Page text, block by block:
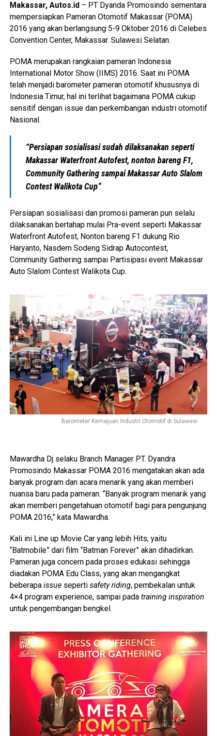
Makassar, Autos.id – PT Dyanda Promosindo sementara
mempersiapkan Pameran Otomotif Makassar (POMA)
2016 yang akan berlangsung 5-9 Oktober 2016 di Celebes
Convention Center, Makassar. Sulawesi Selatan.
POMA merupakan rangkaian pameran Indonesia
International Motor Show (IIMS) 2016. Saat ini POMA
telah menjadi barometer pameran otomotif khususnya di
Indonesia Timur, hal ini terlihat bagaimana POMA cukup
sensitif dengan issue dan perkembangan industri otomotif
Nasional.
“Persiapan sosialisasi sudah dilaksanakan seperti
Makassar Waterfront Autofest, nonton bareng F1,
Community Gathering sampai Makassar Auto Slalom
Contest Walikota Cup”
Persiapan sosialisasi dan promosi pameran pun selalu
dilaksanakan bertahap mulai Pra-event seperti Makassar
Waterfront Autofest, Nonton bareng F1 dukung Rio
Haryanto, Nasdem Sodeng Sidrap Autocontest,
Community Gathering sampai Partisipasi event Makassar
Auto Slalom Contest Walikota Cup.
Barometer Kemajuan Industri Otomotif di Sulawesi
Mawardha Dj selaku Branch Manager PT. Dyandra
Promosindo Makassar POMA 2016 mengatakan akan ada
banyak program dan acara menarik yang akan memberi
nuansa baru pada pameran. “Banyak program menarik yang
akan memberi pengetahuan otomotif bagi para pengunjung
POMA 2016,” kata Mawardha.
Kali ini Line up Movie Car yang lebih Hits, yaitu
“Batmobile” dari film “Batman Forever” akan dihadirkan.
Pameran juga concern pada proses edukasi sehingga
diadakan POMA Edu Class, yang akan mengangkat
beberapa issue seperti safety riding, pembekalan untuk
4×4 program experience, sampai pada training inspiration
untuk pengembangan bengkel.